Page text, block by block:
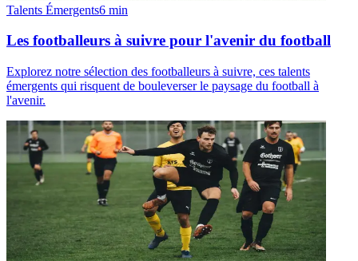
Talents Émergents6 min
Les footballeurs à suivre pour l'avenir du football
Explorez notre sélection des footballeurs à suivre, ces talents
émergents qui risquent de bouleverser le paysage du football à
l'avenir.